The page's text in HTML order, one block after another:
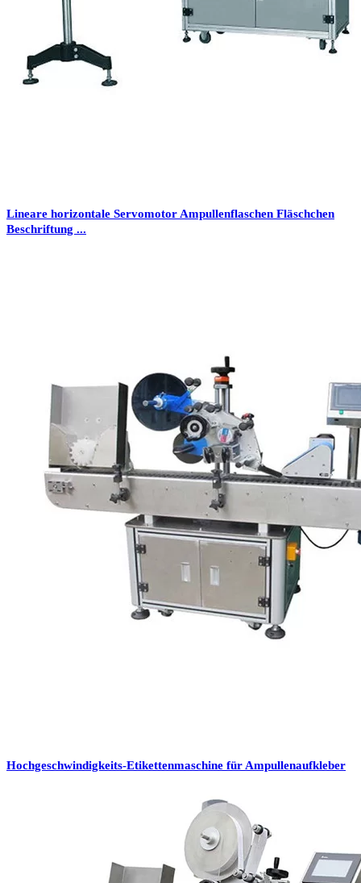
Lineare horizontale Servomotor Ampullenflaschen Fläschchen
Beschriftung ...
Hochgeschwindigkeits-Etikettenmaschine für Ampullenaufkleber